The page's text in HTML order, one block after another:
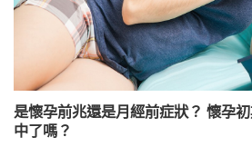
是懷孕前兆還是月經前症狀？ 懷孕
中了嗎？